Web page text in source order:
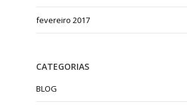
fevereiro 2017
CATEGORIAS
BLOG